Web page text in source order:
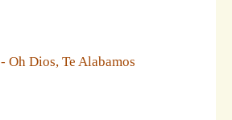
- Oh Dios, Te Alabamos